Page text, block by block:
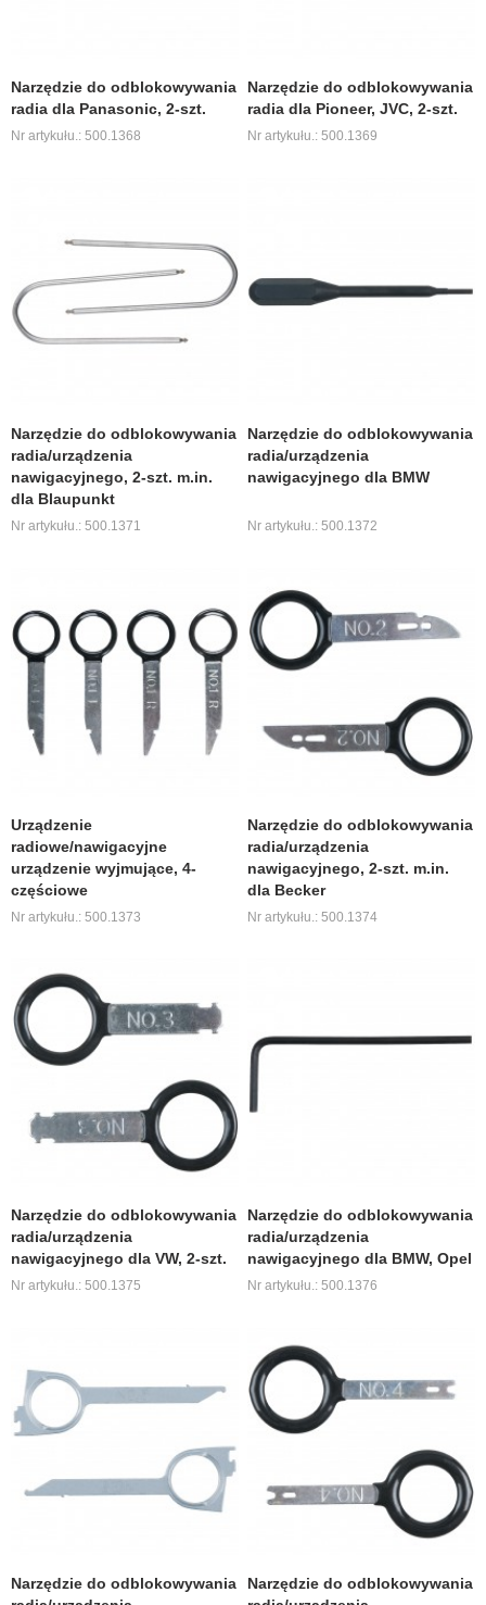
Narzędzie do odblokowywania
radia dla Panasonic, 2-szt.
Nr artykułu.: 500.1368
Narzędzie do odblokowywania
radia dla Pioneer, JVC, 2-szt.
Nr artykułu.: 500.1369
Narzędzie do odblokowywania
radia/urządzenia
nawigacyjnego, 2-szt. m.in.
dla Blaupunkt
Nr artykułu.: 500.1371
Narzędzie do odblokowywania
radia/urządzenia
nawigacyjnego dla BMW
Nr artykułu.: 500.1372
Urządzenie
radiowe/nawigacyjne
urządzenie wyjmujące, 4-
częściowe
Nr artykułu.: 500.1373
Narzędzie do odblokowywania
radia/urządzenia
nawigacyjnego, 2-szt. m.in.
dla Becker
Nr artykułu.: 500.1374
Narzędzie do odblokowywania
radia/urządzenia
nawigacyjnego dla VW, 2-szt.
Nr artykułu.: 500.1375
Narzędzie do odblokowywania
radia/urządzenia
nawigacyjnego dla BMW, Opel
Nr artykułu.: 500.1376
Narzędzie do odblokowywania
Narzędzie do odblokowywania